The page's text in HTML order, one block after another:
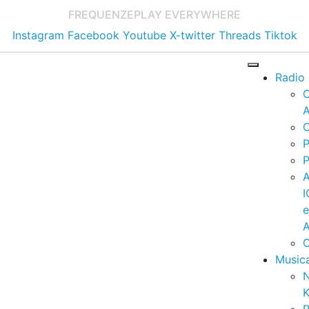
FREQUENZEPLAY EVERYWHERE
Instagram Facebook Youtube X-twitter Threads Tiktok
Radio
e